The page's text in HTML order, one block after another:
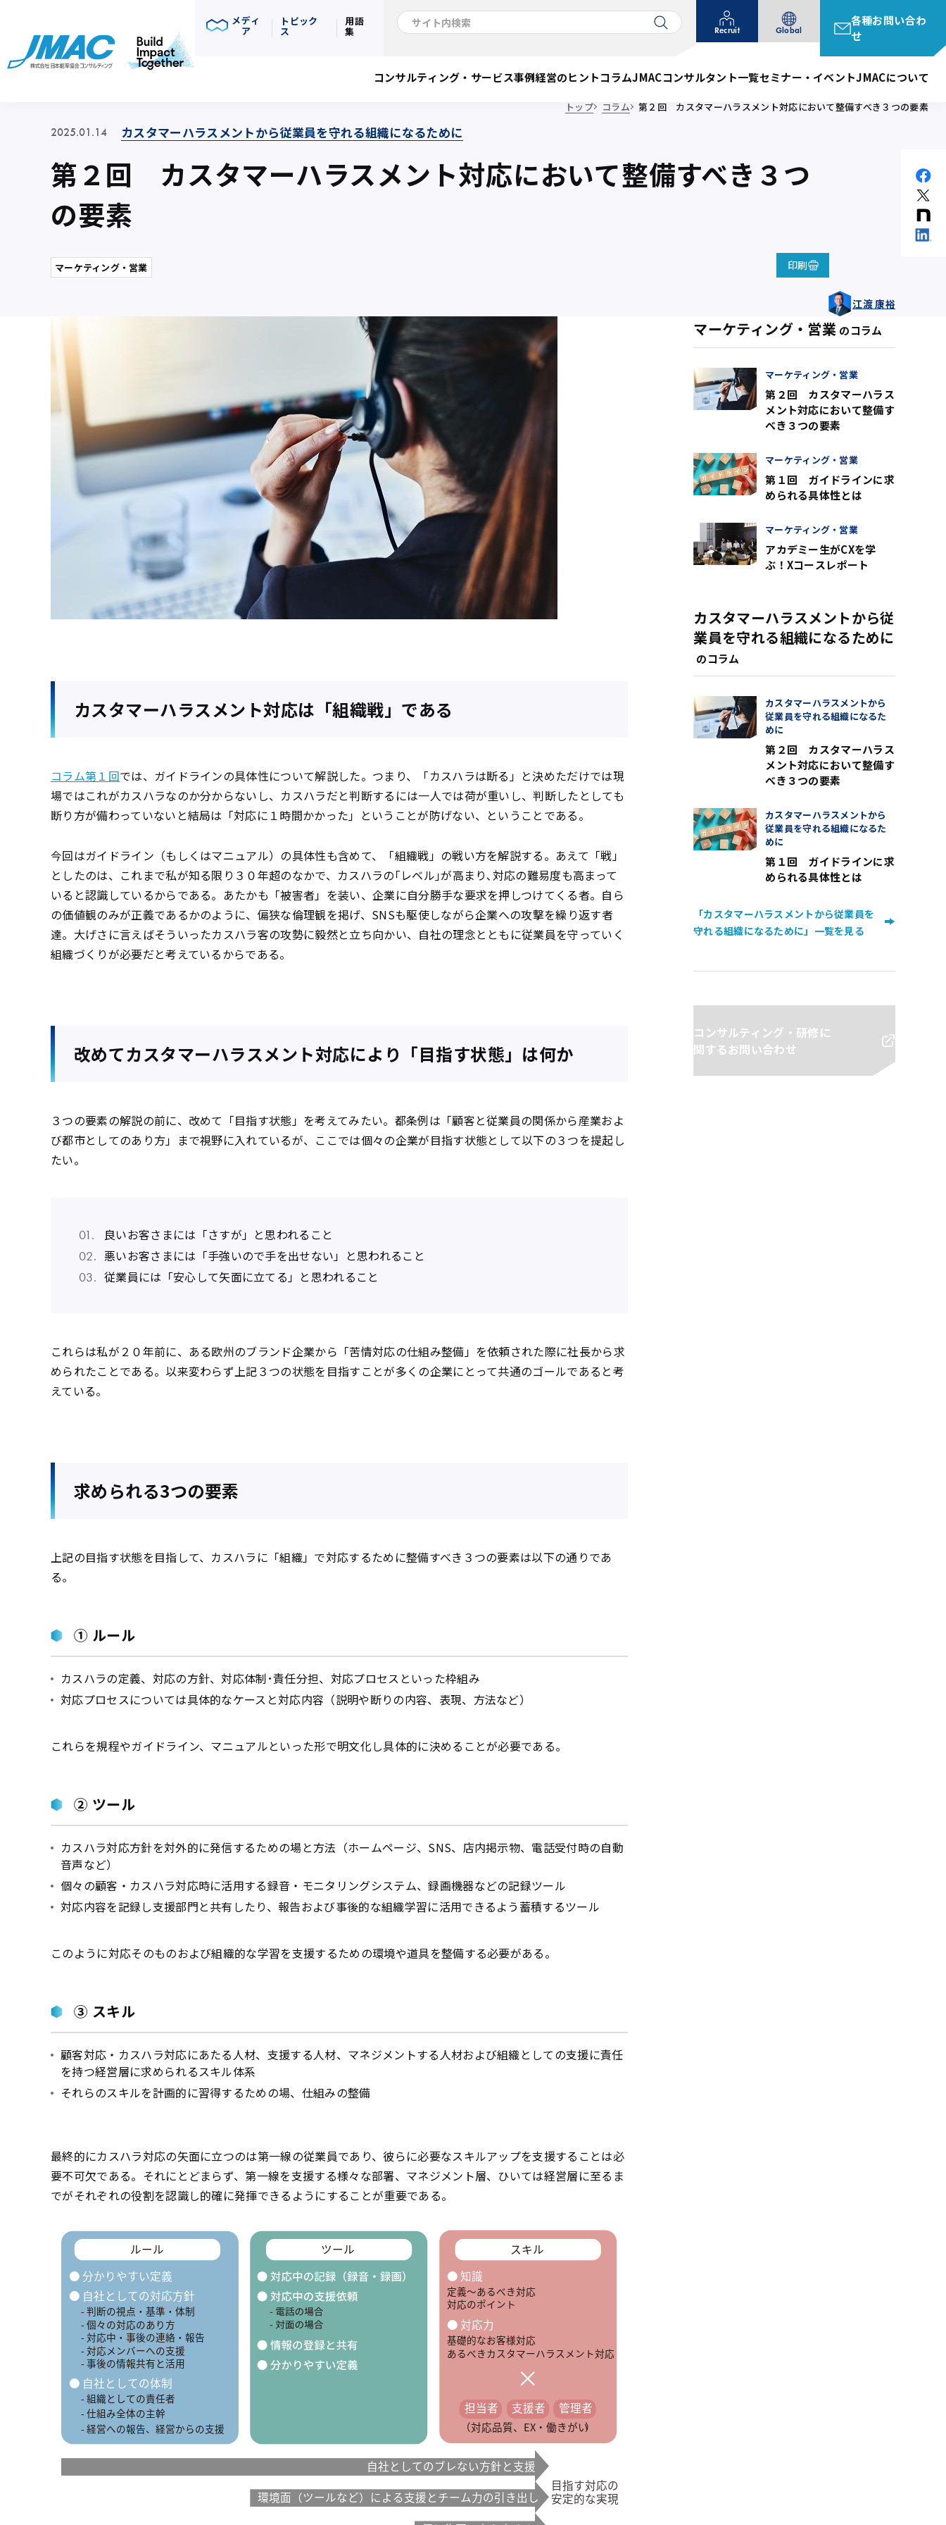
メディ
ア
トピック
ス
用語
集 Recruit Global
各種お問い合わ
せ
コンサルティング・サービス事例経営のヒントコラムJMACコンサルタント一覧セミナー・イベントJMACについて
トップ コラム 第２回 カスタマーハラスメント対応において整備すべき３つの要素
第２回 カスタマーハラスメント対応において整備すべき３つ
の要素
2025.01.14 カスタマーハラスメントから従業員を守れる組織になるために
江渡 康裕
マーケティング・営業 印刷
カスタマーハラスメント対応は「組織戦」である
コラム第１回では、ガイドラインの具体性について解説した。つまり、「カスハラは断る」と決めただけでは現
場ではこれがカスハラなのか分からないし、カスハラだと判断するには一人では荷が重いし、判断したとしても
断り方が備わっていないと結局は「対応に１時間かかった」ということが防げない、ということである。
今回はガイドライン（もしくはマニュアル）の具体性も含めて、「組織戦」の戦い方を解説する。あえて「戦」
としたのは、これまで私が知る限り３０年超のなかで、カスハラの｢レベル｣が高まり､対応の難易度も高まって
いると認識しているからである。あたかも「被害者」を装い、企業に自分勝手な要求を押しつけてくる者。自ら
の価値観のみが正義であるかのように、偏狭な倫理観を掲げ、SNSも駆使しながら企業への攻撃を繰り返す者
達。大げさに言えばそういったカスハラ客の攻勢に毅然と立ち向かい、自社の理念とともに従業員を守っていく
組織づくりが必要だと考えているからである。
改めてカスタマーハラスメント対応により「目指す状態」は何か
３つの要素の解説の前に、改めて「目指す状態」を考えてみたい。都条例は「顧客と従業員の関係から産業およ
び都市としてのあり方」まで視野に入れているが、ここでは個々の企業が目指す状態として以下の３つを提起し
たい。
良いお客さまには「さすが」と思われること
悪いお客さまには「手強いので手を出せない」と思われること
従業員には「安心して矢面に立てる」と思われること
これらは私が２０年前に、ある欧州のブランド企業から「苦情対応の仕組み整備」を依頼された際に社長から求
められたことである。以来変わらず上記３つの状態を目指すことが多くの企業にとって共通のゴールであると考
えている。
求められる3つの要素
上記の目指す状態を目指して、カスハラに「組織」で対応するために整備すべき３つの要素は以下の通りであ
る。
① ルール
カスハラの定義、対応の方針、対応体制･責任分担、対応プロセスといった枠組み
対応プロセスについては具体的なケースと対応内容（説明や断りの内容、表現、方法など）
これらを規程やガイドライン、マニュアルといった形で明文化し具体的に決めることが必要である。
② ツール
カスハラ対応方針を対外的に発信するための場と方法（ホームページ、SNS、店内掲示物、電話受付時の自動
音声など）
個々の顧客・カスハラ対応時に活用する録音・モニタリングシステム、録画機器などの記録ツール
対応内容を記録し支援部門と共有したり、報告および事後的な組織学習に活用できるよう蓄積するツール
このように対応そのものおよび組織的な学習を支援するための環境や道具を整備する必要がある。
③ スキル
顧客対応・カスハラ対応にあたる人材、支援する人材、マネジメントする人材および組織としての支援に責任
を持つ経営層に求められるスキル体系
それらのスキルを計画的に習得するための場、仕組みの整備
最終的にカスハラ対応の矢面に立つのは第一線の従業員であり、彼らに必要なスキルアップを支援することは必
要不可欠である。それにとどまらず、第一線を支援する様々な部署、マネジメント層、ひいては経営層に至るま
でがそれぞれの役割を認識し的確に発揮できるようにすることが重要である。
マーケティング・営業 のコラム
第２回 カスタマーハラス
メント対応において整備す
べき３つの要素
マーケティング・営業
第１回 ガイドラインに求
められる具体性とは
マーケティング・営業
アカデミー生がCXを学
ぶ！Xコースレポート
マーケティング・営業
カスタマーハラスメントから従
業員を守れる組織になるために
のコラム
第２回 カスタマーハラス
メント対応において整備す
べき３つの要素
カスタマーハラスメントから
従業員を守れる組織になるた
めに
第１回 ガイドラインに求
められる具体性とは
カスタマーハラスメントから
従業員を守れる組織になるた
めに
「カスタマーハラスメントから従業員を
守れる組織になるために」一覧を見る
コンサルティング・研修に
関するお問い合わせ